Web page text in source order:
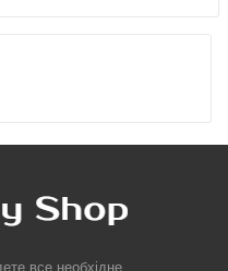
все необхідне